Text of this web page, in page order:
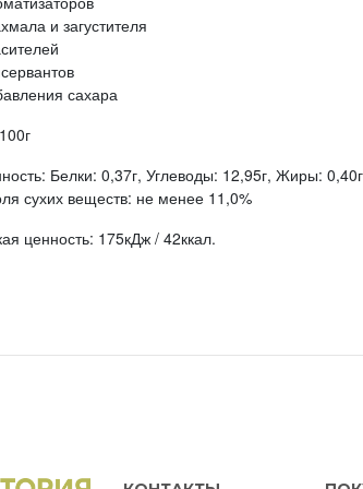
и загустителя
сахара
Белки: 0,37г, Углеводы: 12,95г, Жиры:
сухих веществ: не менее 11,0%
ценность: 175кДж / 42ккал.